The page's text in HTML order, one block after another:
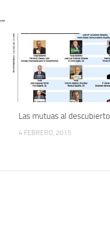
Las mutuas al descubierto
4 FEBRERO, 2015